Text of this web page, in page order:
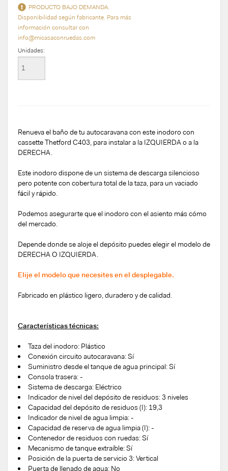
PRODUCTO BAJO DEMANDA.
Disponibilidad según fabricante. Para más
información consultar con
info@micasaconruedas.com
Unidades:
Renueva el baño de tu autocaravana con este inodoro con
cassette Thetford C403, para instalar a la IZQUIERDA o a la
DERECHA.
Este inodoro dispone de un sistema de descarga silencioso
pero potente con cobertura total de la taza, para un vaciado
fácil y rápido.
Podemos asegurarte que el inodoro con el asiento más cómo
del mercado.
Depende donde se aloje el depósito puedes elegir el modelo de
DERECHA O IZQUIERDA.
Elije el modelo que necesites en el desplegable.
Fabricado en plástico ligero, duradero y de calidad.
Características técnicas:
Taza del inodoro: Plástico
Conexión circuito autocaravana: Sí
Suministro desde el tanque de agua principal: Sí
Consola trasera: -
Sistema de descarga: Eléctrico
Indicador de nivel del depósito de residuos: 3 niveles
Capacidad del depósito de residuos (I): 19,3
Indicador de nivel de agua limpia: -
Capacidad de reserva de agua limpia (I): -
Contenedor de residuos con ruedas: Sí
Mecanismo de tanque extraíble: Sí
Posición de la puerta de servicio 3: Vertical
Puerta de llenado de agua: No